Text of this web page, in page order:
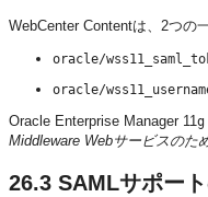
WebCenter Contentは、2つの
oracle/
oracle/
Oracle Enterprise Manager 11g
Middleware Webサービスのた
26.3 SAMLサポー